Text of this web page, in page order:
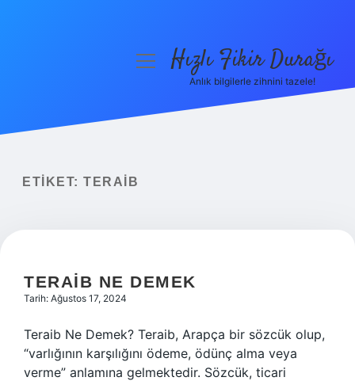
Yasal Uyarı
menüyüHızlı Fikir Durağı
Anlık bilgilerle zihnini tazele!
ETIKET: TERAIB
TERAIB NE DEMEK
Tarih: Ağustos 17, 2024
Teraib Ne Demek? Teraib, Arapça bir sözcük olup,
“varlığının karşılığını ödeme, ödünç alma veya
verme” anlamına gelmektedir. Sözcük, ticari